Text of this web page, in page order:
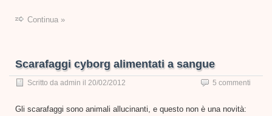
Continua »
Scarafaggi cyborg alimentati a sangue
Scritto da admin il 20/02/2012 5 commenti
Gli scarafaggi sono animali allucinanti, e questo non è una novità: